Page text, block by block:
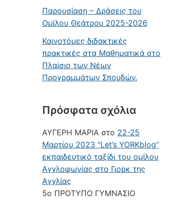
Παρουσίαση – Δράσεις του
Ομίλου Θεάτρου 2025-2026
Καινοτόμες διδακτικές
πρακτικές στα Μαθηματικά στο
Πλαίσιο των Νέων
Προγραμμάτων Σπουδών.
Πρόσφατα σχόλια
ΑΥΓΕΡΗ ΜΑΡΙΑ στο 22-25
Μαρτίου 2023 “Let’s YORKblog”
εκπαιδευτικό ταξίδι του ομίλου
Αγγλοφωνίας στο Γιορκ της
Αγγλίας
5ο ΠΡΟΤΥΠΟ ΓΥΜΝΑΣΙΟ